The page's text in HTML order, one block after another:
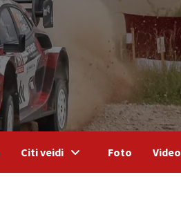
Citi veidi Foto Video